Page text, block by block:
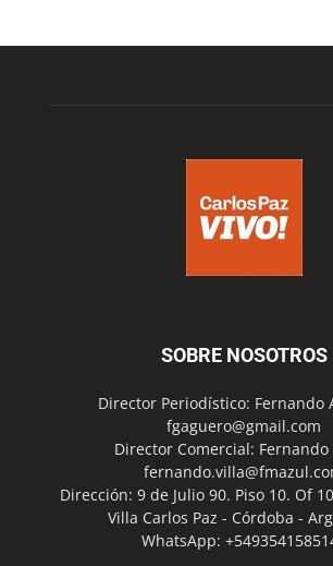
SOBRE NOSOTROS
Director Periodístico: Fernando
fgaguero@gmail.com
Director Comercial: Fernando
Dirección: 9 de Julio 90. Piso 10. Of
Villa Carlos Paz - Córdoba -
WhatsApp: